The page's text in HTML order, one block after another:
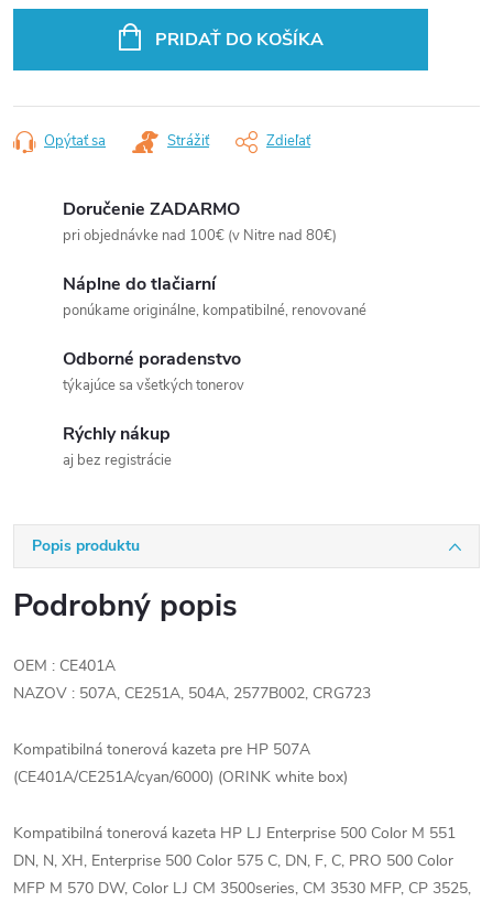
PRIDAŤ DO KOŠÍKA
Opýtať sa Strážiť Zdieľať
Doručenie ZADARMO
pri objednávke nad 100€ (v Nitre nad 80€)
Náplne do tlačiarní
ponúkame originálne, kompatibilné, renovované
Odborné poradenstvo
týkajúce sa všetkých tonerov
Rýchly nákup
aj bez registrácie
Popis produktu
Podrobný popis
OEM : CE401A
NAZOV : 507A, CE251A, 504A, 2577B002, CRG723
Kompatibilná tonerová kazeta pre HP 507A
(CE401A/CE251A/cyan/6000) (ORINK white box)
Kompatibilná tonerová kazeta HP LJ Enterprise 500 Color M 551
DN, N, XH, Enterprise 500 Color 575 C, DN, F, C, PRO 500 Color
MFP M 570 DW, Color LJ CM 3500series, CM 3530 MFP, CP 3525,